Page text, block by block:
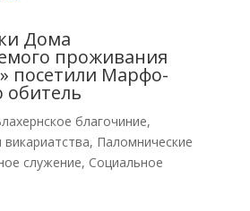
Дома
проживания
посетили Марфо-
благочиние,
, Паломнические
служение, Социальное